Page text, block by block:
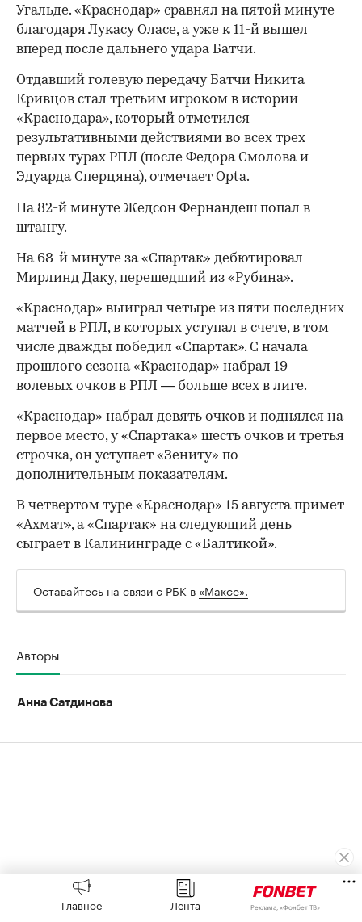
Угальде. «Краснодар» сравнял на пятой минуте
благодаря Лукасу Оласе, а уже к 11-й вышел
вперед после дальнего удара Батчи.
Отдавший голевую передачу Батчи Никита
Кривцов стал третьим игроком в истории
«Краснодара», который отметился
результативными действиями во всех трех
первых турах РПЛ (после Федора Смолова и
Эдуарда Сперцяна), отмечает Opta.
00:00 / 00:00
На 82-й минуте Жедсон Фернандеш попал в
штангу.
На 68-й минуте за «Спартак» дебютировал
Мирлинд Даку, перешедший из «Рубина».
«Краснодар» выиграл четыре из пяти последних
матчей в РПЛ, в которых уступал в счете, в том
числе дважды победил «Спартак». С начала
прошлого сезона «Краснодар» набрал 19
волевых очков в РПЛ — больше всех в лиге.
«Краснодар» набрал девять очков и поднялся на
первое место, у «Спартака» шесть очков и третья
строчка, он уступает «Зениту» по
дополнительным показателям.
В четвертом туре «Краснодар» 15 августа примет
«Ахмат», а «Спартак» на следующий день
сыграет в Калининграде с «Балтикой».
Оставайтесь на связи с РБК в «Максе».
Авторы
Анна Сатдинова
Главное Лента Реклама, «Фонбет ТВ»